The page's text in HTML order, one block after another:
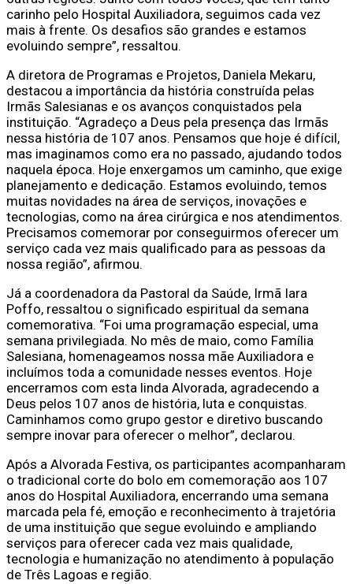
carinho pelo Hospital Auxiliadora, seguimos cada vez
mais à frente. Os desafios são grandes e estamos
evoluindo sempre”, ressaltou.
A diretora de Programas e Projetos, Daniela Mekaru,
destacou a importância da história construída pelas
Irmãs Salesianas e os avanços conquistados pela
instituição. “Agradeço a Deus pela presença das Irmãs
nessa história de 107 anos. Pensamos que hoje é difícil,
mas imaginamos como era no passado, ajudando todos
naquela época. Hoje enxergamos um caminho, que exige
planejamento e dedicação. Estamos evoluindo, temos
muitas novidades na área de serviços, inovações e
tecnologias, como na área cirúrgica e nos atendimentos.
Precisamos comemorar por conseguirmos oferecer um
serviço cada vez mais qualificado para as pessoas da
nossa região”, afirmou.
Já a coordenadora da Pastoral da Saúde, Irmã Iara
Poffo, ressaltou o significado espiritual da semana
comemorativa. “Foi uma programação especial, uma
semana privilegiada. No mês de maio, como Família
Salesiana, homenageamos nossa mãe Auxiliadora e
incluímos toda a comunidade nesses eventos. Hoje
encerramos com esta linda Alvorada, agradecendo a
Deus pelos 107 anos de história, luta e conquistas.
Caminhamos como grupo gestor e diretivo buscando
sempre inovar para oferecer o melhor”, declarou.
Após a Alvorada Festiva, os participantes acompanharam
o tradicional corte do bolo em comemoração aos 107
anos do Hospital Auxiliadora, encerrando uma semana
marcada pela fé, emoção e reconhecimento à trajetória
de uma instituição que segue evoluindo e ampliando
serviços para oferecer cada vez mais qualidade,
tecnologia e humanização no atendimento à população
de Três Lagoas e região.